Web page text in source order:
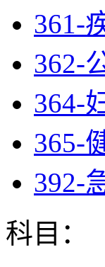
361-
362-
364-
365-
392-
科目：